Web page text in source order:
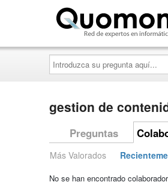
Introduzca
su
pregunta
aquí...
gestion de
Preguntas
Más Valorados
No se han encontrado